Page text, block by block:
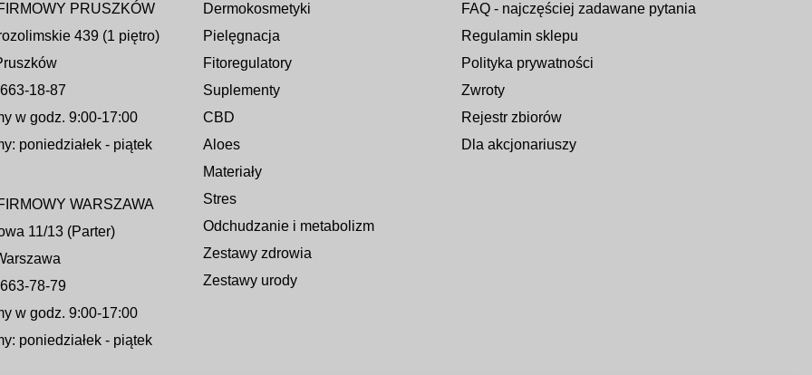
PRUSZKÓW
439 (1 piętro)
18-87
w godz. 9:00-17:00
poniedziałek - piątek
WARSZAWA
11/13 (Parter)
78-79
w godz. 9:00-17:00
poniedziałek - piątek
Dermokosmetyki
Pielęgnacja
Fitoregulatory
Suplementy
CBD
Aloes
Materiały
Stres
Odchudzanie i metabolizm
Zestawy zdrowia
Zestawy urody
FAQ - najczęściej zadawane pytania
Regulamin sklepu
Polityka prywatności
Zwroty
Rejestr zbiorów
Dla akcjonariuszy